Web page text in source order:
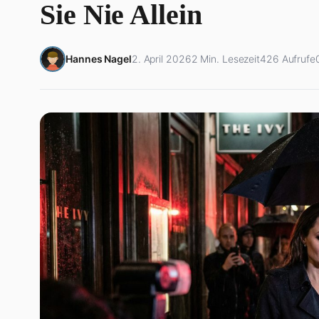
Sie Nie Allein
Hannes Nagel2. April 20262 Min. Lesezeit426 Aufrufe